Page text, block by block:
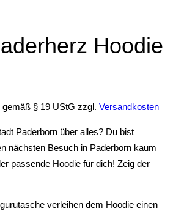
Hoodie
§ 19 UStG zzgl. Versandkosten
Paderborn über alles? Du bist
nächsten Besuch in Paderborn kaum
passende Hoodie für dich! Zeig der
verleihen dem Hoodie einen